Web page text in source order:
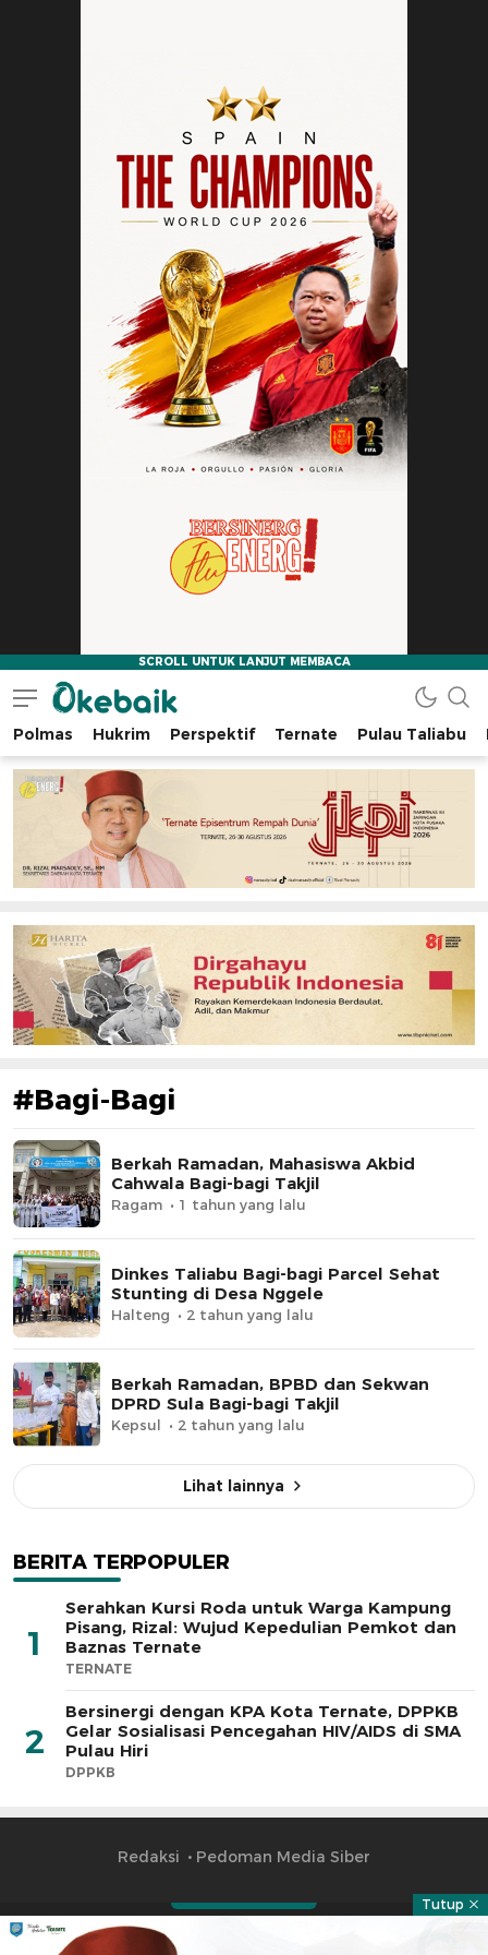
Okebaik.id
Baiknya Dibaca
Polmas Hukrim Perspektif Ternate Pulau Taliabu
#Bagi-Bagi
Berkah Ramadan, Mahasiswa Akbid
Cahwala Bagi-bagi Takjil
Ragam 1 tahun yang lalu
Dinkes Taliabu Bagi-bagi Parcel Sehat
Stunting di Desa Nggele
Halteng 2 tahun yang lalu
Berkah Ramadan, BPBD dan Sekwan
DPRD Sula Bagi-bagi Takjil
Kepsul 2 tahun yang lalu
Lihat lainnya
BERITA TERPOPULER
1
Serahkan Kursi Roda untuk Warga Kampung
Pisang, Rizal: Wujud Kepedulian Pemkot dan
Baznas Ternate
TERNATE
2
Bersinergi dengan KPA Kota Ternate, DPPKB
Gelar Sosialisasi Pencegahan HIV/AIDS di SMA
Pulau Hiri
DPPKB
Redaksi Pedoman Media Siber
Tutup